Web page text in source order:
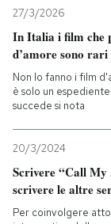
27/3/2026
In Italia i film che
d’amore sono rari
Non lo fanno i film
è solo un
succede si nota
20/3/2024
Scrivere “Call My
scrivere le altre
Per coinvolgere